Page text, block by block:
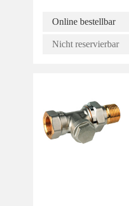
Online bestellbar
Nicht reservierbar